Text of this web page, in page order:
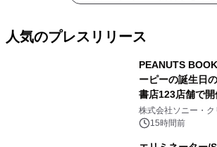
人気のプレスリリース
PEANUTS
ーピーの誕生日
書店123店舗で開
株式会社ソニー・
15時間前